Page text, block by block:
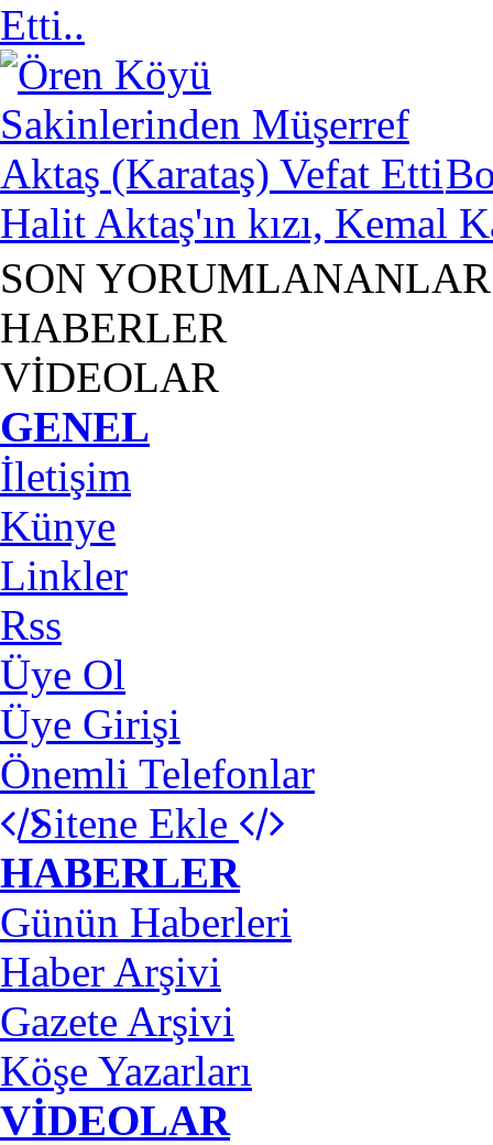
Etti..
Halit Aktaş'ın kızı, Kemal
SON YORUMLANANLAR
HABERLER
VİDEOLAR
GENEL
İletişim
Künye
Linkler
Rss
Üye Ol
Üye Girişi
Önemli Telefonlar
Sitene Ekle
HABERLER
Günün Haberleri
Haber Arşivi
Gazete Arşivi
Köşe Yazarları
VİDEOLAR